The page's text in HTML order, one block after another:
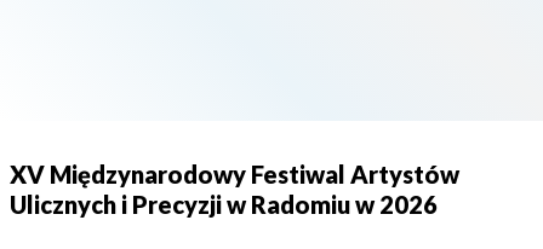
XV Międzynarodowy Festiwal Artystów
Ulicznych i Precyzji w Radomiu w 2026